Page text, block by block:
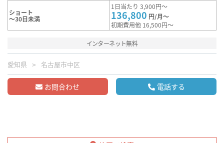
ショート
～30日未満
1日当たり 3,900円～
136,800 円/月～
初期費用他 16,500円～
インターネット無料
愛知県 名古屋市中区
お問合わせ 電話する